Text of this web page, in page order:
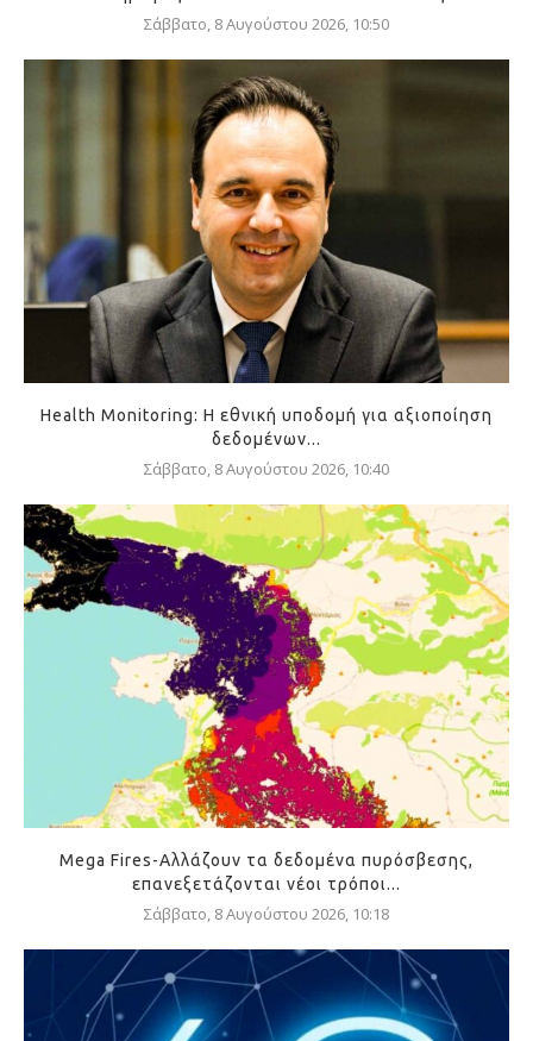
Σάββατο, 8 Αυγούστου 2026, 10:50
Health Monitoring: Η εθνική υποδομή για αξιοποίηση
δεδομένων...
Σάββατο, 8 Αυγούστου 2026, 10:40
Mega Fires-Αλλάζουν τα δεδομένα πυρόσβεσης,
επανεξετάζονται νέοι τρόποι...
Σάββατο, 8 Αυγούστου 2026, 10:18